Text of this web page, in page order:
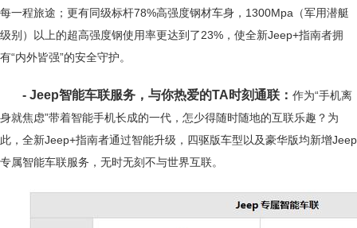
每一程旅途；更有同级标杆78%高强度钢材车身，1300Mpa（军用潜艇
级别）以上的超高强度钢使用率更达到了23%，使全新Jeep+指南者拥
有“内外皆强”的安全守护。
- Jeep智能车联服务，与你热爱的TA时刻通联： 作为“手机离
身就焦虑”带着智能手机长成的一代，怎少得随时随地的互联乐趣？为
此，全新Jeep+指南者通过智能升级，四驱版车型以及豪华版均新增Jeep
专属智能车联服务，无时无刻不与世界互联。